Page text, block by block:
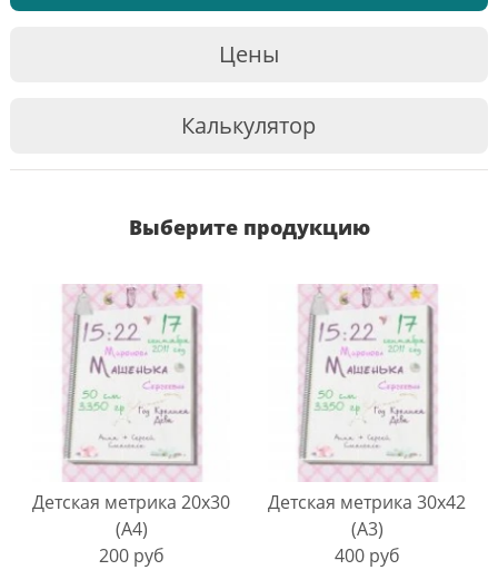
Цены
Калькулятор
Выберите продукцию
Детская метрика 20х30
(А4)
200 руб
Детская метрика 30х42
(А3)
400 руб